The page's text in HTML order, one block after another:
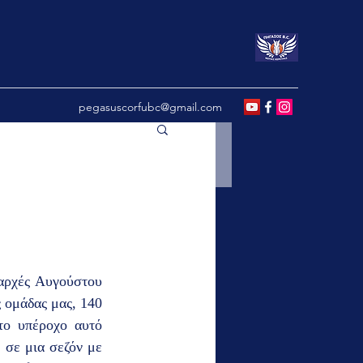
pegasuscorfubc@gmail.com
Αυγούστου
ομάδας μας, 140
υπέροχο αυτό
σε μια σεζόν με